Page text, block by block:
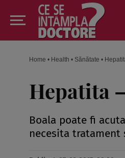
Home • Health • Sănătate •
Hepatita
Boala poate fi
necesita tratament